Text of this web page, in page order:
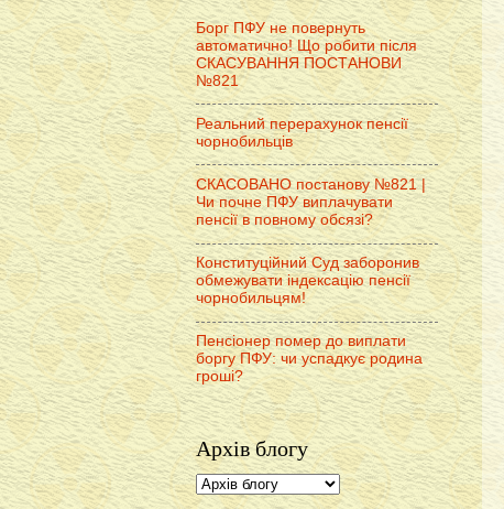
Борг ПФУ не повернуть
автоматично! Що робити після
СКАСУВАННЯ ПОСТАНОВИ
№821
Реальний перерахунок пенсії
чорнобильців
СКАСОВАНО постанову №821 |
Чи почне ПФУ виплачувати
пенсії в повному обсязі?
Конституційний Суд заборонив
обмежувати індексацію пенсії
чорнобильцям!
Пенсіонер помер до виплати
боргу ПФУ: чи успадкує родина
гроші?
Архів блогу